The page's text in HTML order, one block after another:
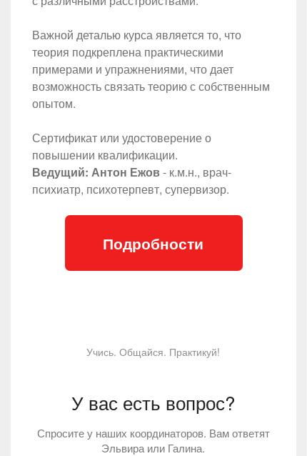
Важной деталью курса является то, что
теория подкреплена практическими
примерами и упражнениями, что дает
возможность связать теорию с собственным
опытом.
Сертификат или удостоверение о
повышении квалификации.
Ведущий: Антон Ежов - к.м.н., врач-
психиатр, психотерпевт, супервизор.
Подробности
Учись. Общайся. Практикуй!
У вас есть вопрос?
Спросите у наших координаторов. Вам ответят
Эльвира или Галина.